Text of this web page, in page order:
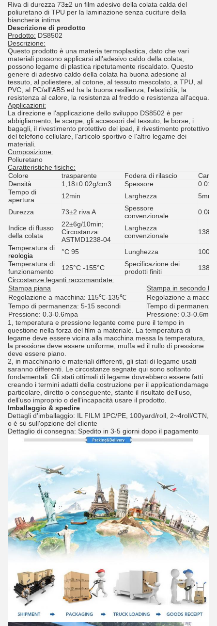
Riva di durezza 73±2 un film adesivo della colata calda del
poliuretano di TPU per la laminazione senza cuciture della
biancheria intima
Descrizione di prodotto
Prodotto: DS8502
Descrizione:
Questo prodotto è una materia termoplastica, dato che vari
materiali possono applicarsi all'adesivo caldo della colata,
possono legame di plastica ripetutamente riscaldato. Questo
genere di adesivo caldo della colata ha buona adesione al
tessuto, al poliestere, al cotone, al tessuto mescolato, a TPU, al
PVC, al PC/all'ABS ed ha la buona resilienza, l'elasticità, la
resistenza al calore, la resistenza al freddo e resistenza all'acqua.
Applicazioni:
La direzione e l'applicazione dello sviluppo DS8502 è per
abbigliamento, le scarpe, gli accessori del tessuto, le borse, i
bagagli, il rivestimento protettivo del ipad, il rivestimento protettivo
del telefono cellulare, l'articolo sportivo e l'altro legame dei
materiali.
Composizione:
Poliuretano
Caratteristiche fisiche:
Colore
trasparente Fodera di rilascio
Carta
Densità
1,18±0.02g/cm3 Spessore
Tempo di
apertura
12min Larghezza
Durezza 73±2 riva A
Spessore
convenzionale
Indice di flusso
della colata
22±6g/10min;
Circostanza:
ASTMD1238-04
Larghezza
convenzionale
Temperatura di
reologia
°C 95 Lunghezza
100
Temperatura di
funzionamento
125°C -155°C
Specificazione dei
prodotti finiti
Circostanze leganti raccomandate:
Stampa piana
Stampa in secondo
Regolazione a macchina: 115℃-135℃
Regolazione a
Tempo di permanenza: 5-15 secondi
Tempo di
Pressione: 0.3-0.6mpa
Pressione: 0.3-0.6mpa
1, temperatura e pressione legante come pure il tempo in
questione nella forza del film a materiale. La temperatura di
legame deve essere vicina alla macchina messa la temperatura,
la pressione deve essere uniforme, muffa ed il rullo di pressione
deve essere piano.
2, in macchinario e materiali differenti, gli stati di legame usati
saranno differenti. Le circostanze segnate qui sono soltanto
fondamentali. Gli stati ottimali di legame dovrebbero essere fatti
creando i termini adatti della costruzione per il applicationdamage
particolare, diretto o conseguente, stante il risultato dell'uso,
dell'uso improprio o dell'incapacità usare il prodotto.
Imballaggio & spedire
Dettagli d'imballaggio: IL FILM 1PC/PE, 100yard/roll, 2~4roll/CTN,
o è su sull'opzione del cliente
Dettaglio di consegna: Spedito in 3-5 giorni dopo il pagamento